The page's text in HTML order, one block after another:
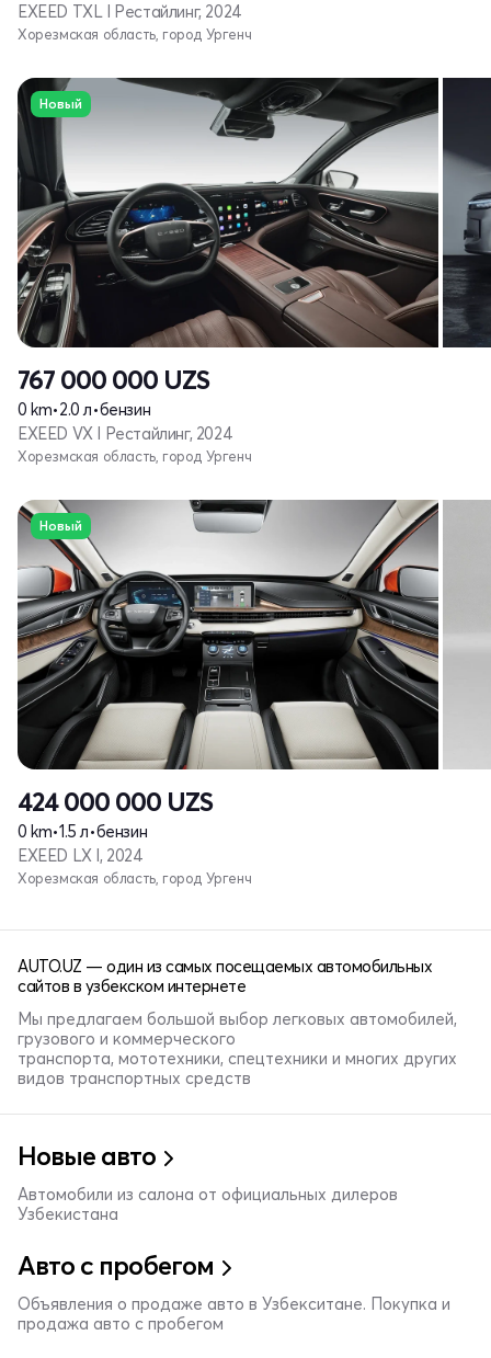
EXEED TXL I Рестайлинг, 2024
Хорезмская область, город Ургенч
Новый
767 000 000 UZS
0 km•2.0 л•бензин
EXEED VX I Рестайлинг, 2024
Хорезмская область, город Ургенч
Новый
424 000 000 UZS
0 km•1.5 л•бензин
EXEED LX I, 2024
Хорезмская область, город Ургенч
AUTO.UZ — один из самых посещаемых автомобильных
сайтов в узбекском интернете
Мы предлагаем большой выбор легковых автомобилей,
грузового и коммерческого
транспорта, мототехники, спецтехники и многих других
видов транспортных средств
Новые авто
Автомобили из салона от официальных дилеров
Узбекистана
Авто с пробегом
Объявления о продаже авто в Узбекситане. Покупка и
продажа авто с пробегом